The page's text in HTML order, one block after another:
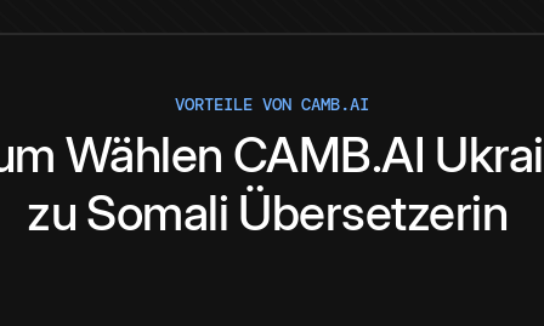
VORTEILE VON CAMB.AI
Wählen CAMB.AI
zu Somali Übersetzerin